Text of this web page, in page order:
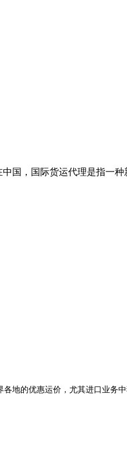
国，国际货运代理是指一
的优惠运价，尤其进口业务中